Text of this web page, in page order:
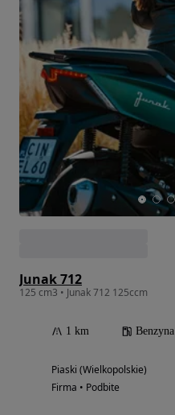
Junak 712
125 cm3 • Junak 712 125ccm
1 km Benzyna
Piaski (Wielkopolskie)
Firma • Podbite